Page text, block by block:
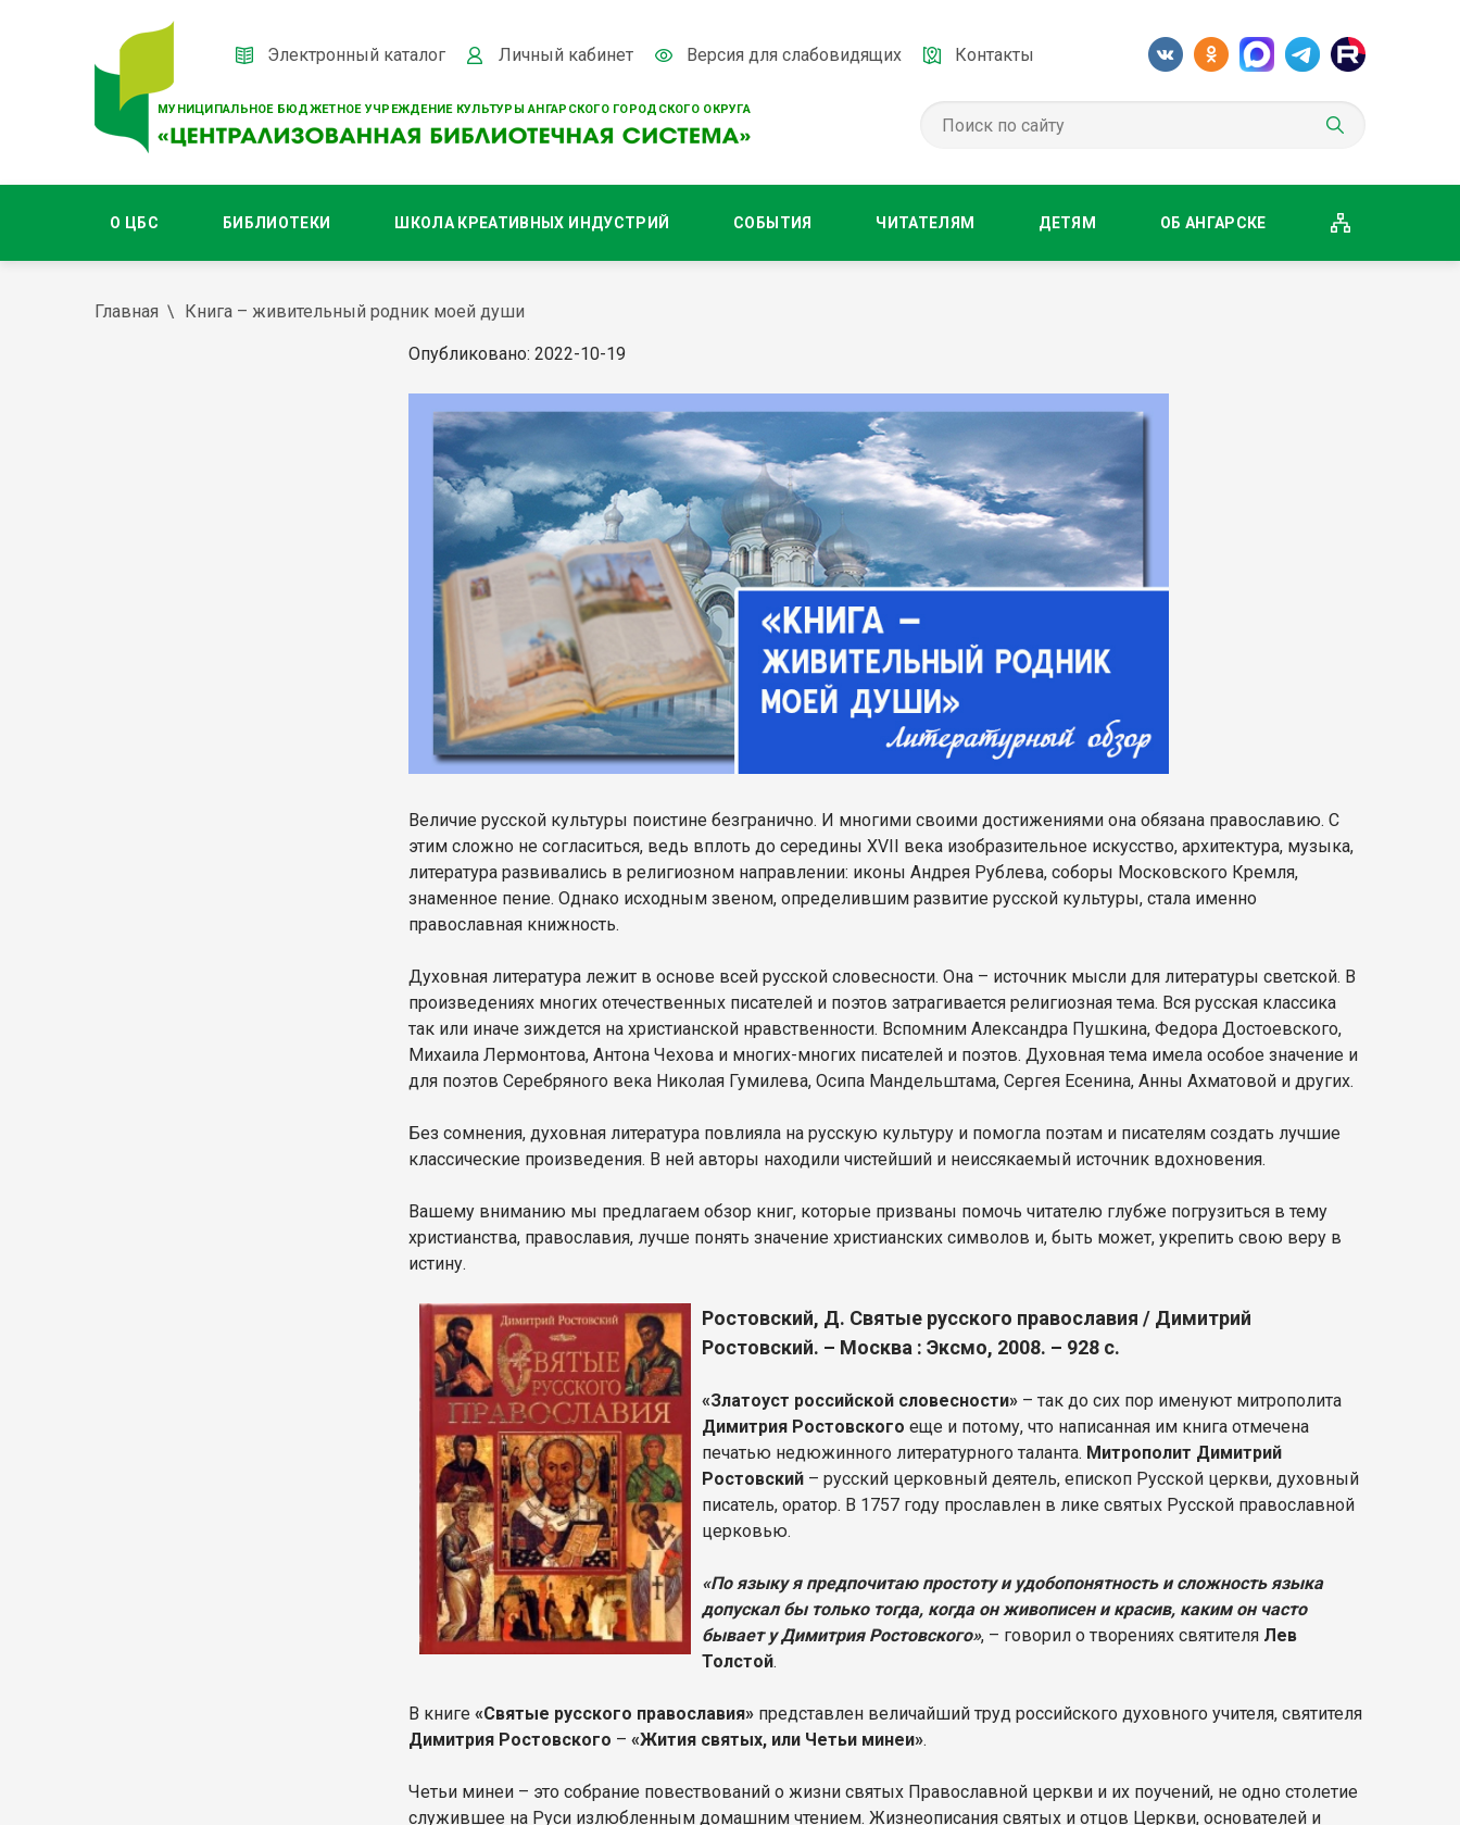
МУНИЦИПАЛЬНОЕ БЮДЖЕТНОЕ УЧРЕЖДЕНИЕ КУЛЬТУРЫ АНГАРСКОГО ГОРОДСКОГО ОКРУГА
Электронный каталог Личный кабинет Версия для слабовидящих Контакты
О ЦБС БИБЛИОТЕКИ ШКОЛА КРЕАТИВНЫХ ИНДУСТРИЙ СОБЫТИЯ ЧИТАТЕЛЯМ ДЕТЯМ ОБ АНГАРСКЕ
Главная Книга – живительный родник моей души
Опубликовано: 2022-10-19
Величие русской культуры поистине безгранично. И многими своими достижениями она обязана православию. С
этим сложно не согласиться, ведь вплоть до середины XVII века изобразительное искусство, архитектура, музыка,
литература развивались в религиозном направлении: иконы Андрея Рублева, соборы Московского Кремля,
знаменное пение. Однако исходным звеном, определившим развитие русской культуры, стала именно
православная книжность.
Духовная литература лежит в основе всей русской словесности. Она – источник мысли для литературы светской. В
произведениях многих отечественных писателей и поэтов затрагивается религиозная тема. Вся русская классика
так или иначе зиждется на христианской нравственности. Вспомним Александра Пушкина, Федора Достоевского,
Михаила Лермонтова, Антона Чехова и многих-многих писателей и поэтов. Духовная тема имела особое значение и
для поэтов Серебряного века Николая Гумилева, Осипа Мандельштама, Сергея Есенина, Анны Ахматовой и других.
Без сомнения, духовная литература повлияла на русскую культуру и помогла поэтам и писателям создать лучшие
классические произведения. В ней авторы находили чистейший и неиссякаемый источник вдохновения.
Вашему вниманию мы предлагаем обзор книг, которые призваны помочь читателю глубже погрузиться в тему
христианства, православия, лучше понять значение христианских символов и, быть может, укрепить свою веру в
истину.
Ростовский, Д. Святые русского православия / Димитрий
Ростовский. – Москва : Эксмо, 2008. – 928 с.
«Златоуст российской словесности» – так до сих пор именуют митрополита
Димитрия Ростовского еще и потому, что написанная им книга отмечена
печатью недюжинного литературного таланта. Митрополит Димитрий
Ростовский – русский церковный деятель, епископ Русской церкви, духовный
писатель, оратор. В 1757 году прославлен в лике святых Русской православной
церковью.
«По языку я предпочитаю простоту и удобопонятность и сложность языка
допускал бы только тогда, когда он живописен и красив, каким он часто
бывает у Димитрия Ростовского», – говорил о творениях святителя Лев
Толстой.
В книге «Святые русского православия» представлен величайший труд российского духовного учителя, святителя
Димитрия Ростовского –«Жития святых, или Четьи минеи».
Четьи минеи – это собрание повествований о жизни святых Православной церкви и их поучений, не одно столетие
служившее на Руси излюбленным домашним чтением. Жизнеописания святых и отцов Церкви, основателей и